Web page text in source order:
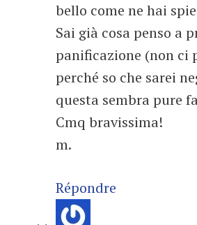
bello come ne hai
Sai già cosa penso a
panificazione (non ci
perché so che sarei
questa sembra pure
Cmq bravissima!
m.
Répondre